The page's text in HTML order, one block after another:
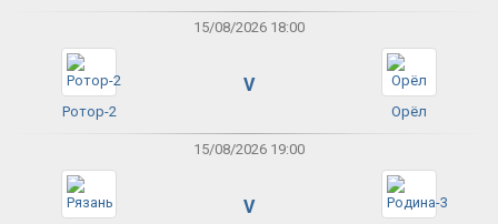
15/08/2026 18:00
Ротор-2
V
Орёл
15/08/2026 19:00
V